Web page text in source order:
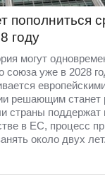
пополниться
году
могут
союза уже в 2028
решающим станет
страны поддержат
в ЕС, процесс
около двух лет.